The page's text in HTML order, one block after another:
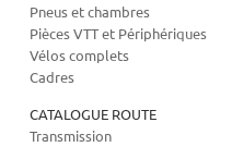
Pneus et chambres
Pièces VTT et Périphériques
Vélos complets
Cadres
CATALOGUE ROUTE
Transmission